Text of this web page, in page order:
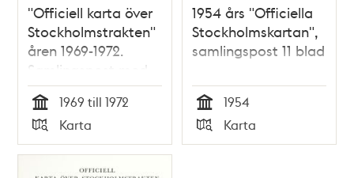
"Officiell karta över
Stockholmstrakten"
åren 1969-1972.
Samlingspost med
25 kartblad
Tid
1969 till 1972
Typ
Karta
1954 års "Officiella
Stockholmskartan",
samlingspost 11 blad
Tid
1954
Typ
Karta